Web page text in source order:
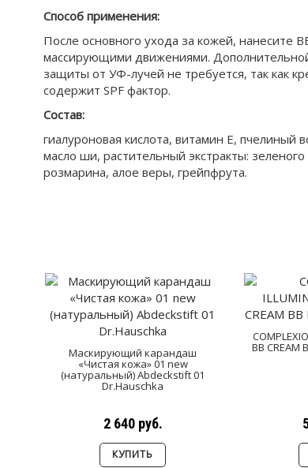
Способ применения:
После основного ухода за кожей, нанесите
массирующими движениями.
защиты от УФ-лучей не требуется, так как
содержит SPF фактор.
Состав:
гиалуроновая кислота, витамин Е, пчелиный
масло ши, растительный экстракты: зеленого
розмарина, алое веры, грейпфрута.
Маскирующий карандаш
«Чистая кожа» 01 new
(натуральный) Abdeckstift 01
Dr.Hauschka
2 640 руб.
КУПИТЬ
BB CREAM